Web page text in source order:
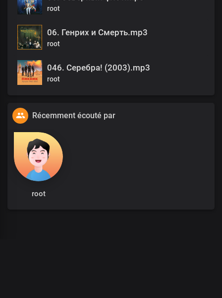
root
06. Генрих и Смерть.mp3
root
046. Серебра! (2003).mp3
root
Récemment écouté par
root